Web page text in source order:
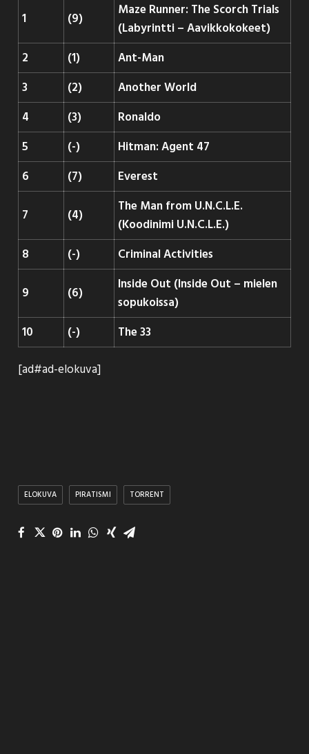
1 (9)
Maze Runner: The Scorch Trials
(Labyrintti – Aavikkokokeet)
2
(1)
Ant-Man
3
(2)
Another World
4
(3)
Ronaldo
5
(-)
Hitman: Agent 47
6
(7) Everest
7 (4)
The Man from U.N.C.L.E.
(Koodinimi U.N.C.L.E.)
8
(-) Criminal Activities
9 (6)
Inside Out (Inside Out – mielen
sopukoissa)
10
(-)
The 33
[ad#ad-elokuva]
ELOKUVA PIRATISMI TORRENT